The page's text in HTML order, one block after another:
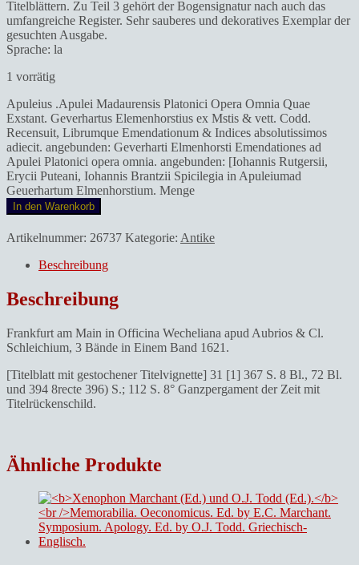
Titelblättern. Zu Teil 3 gehört der Bogensignatur nach auch das
umfangreiche Register. Sehr sauberes und dekoratives Exemplar der
gesuchten Ausgabe.
Sprache: la
1 vorrätig
Apuleius .Apulei Madaurensis Platonici Opera Omnia Quae
Exstant. Geverhartus Elemenhorstius ex Mstis & vett. Codd.
Recensuit, Librumque Emendationum & Indices absolutissimos
adiecit. angebunden: Geverharti Elmenhorsti Emendationes ad
Apulei Platonici opera omnia. angebunden: [Iohannis Rutgersii,
Erycii Puteani, Iohannis Brantzii Spicilegia in Apuleiumad
Geuerhartum Elmenhorstium. Menge
In den Warenkorb
Artikelnummer: 26737 Kategorie: Antike
Beschreibung
Beschreibung
Frankfurt am Main in Officina Wecheliana apud Aubrios & Cl.
Schleichium, 3 Bände in Einem Band 1621.
[Titelblatt mit gestochener Titelvignette] 31 [1] 367 S. 8 Bl., 72 Bl.
und 394 8recte 396) S.; 112 S. 8° Ganzpergament der Zeit mit
Titelrückenschild.
Ähnliche Produkte